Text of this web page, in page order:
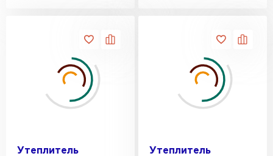
Утеплитель
Утеплитель